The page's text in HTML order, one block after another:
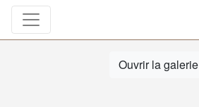
Ouvrir la galerie